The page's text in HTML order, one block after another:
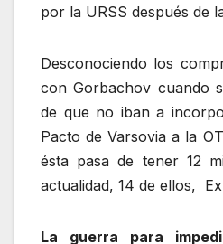
por la URSS después de
Desconociendo los
con Gorbachov cuando
de que no iban a
Pacto de Varsovia a la
ésta pasa de tener 12
actualidad, 14 de ellos,
La guerra para